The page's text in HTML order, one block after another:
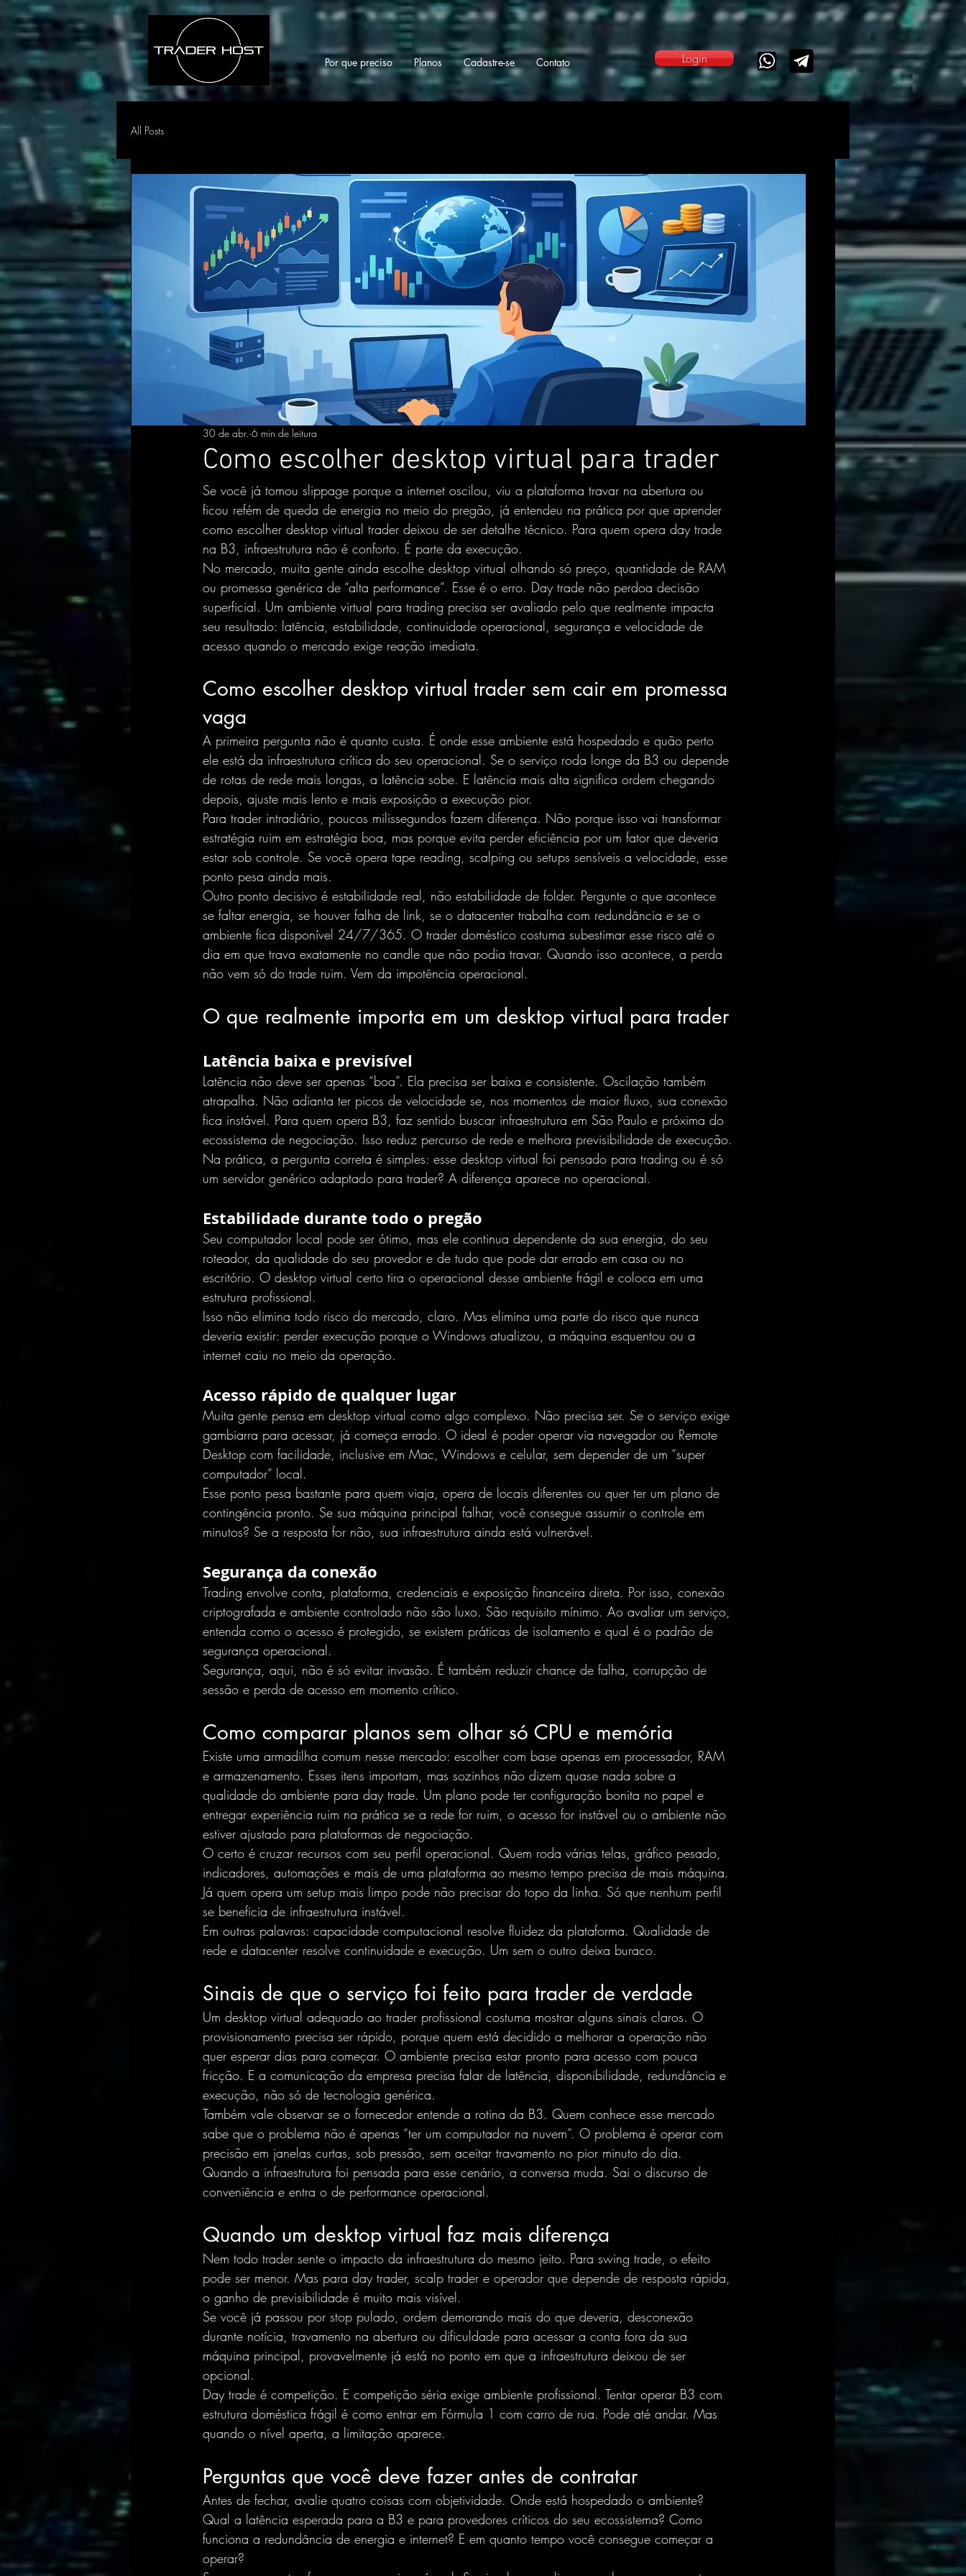
Por que preciso Planos Cadastre-se Contato Login
All Posts
Como escolher desktop virtual para trader
30 de abr. 6 min de leitura
Se você já tomou slippage porque a internet oscilou, viu a plataforma travar na abertura ou
ficou refém de queda de energia no meio do pregão, já entendeu na prática por que aprender
como escolher desktop virtual trader deixou de ser detalhe técnico. Para quem opera day trade
na B3, infraestrutura não é conforto. É parte da execução.
No mercado, muita gente ainda escolhe desktop virtual olhando só preço, quantidade de RAM
ou promessa genérica de “alta performance”. Esse é o erro. Day trade não perdoa decisão
superficial. Um ambiente virtual para trading precisa ser avaliado pelo que realmente impacta
seu resultado: latência, estabilidade, continuidade operacional, segurança e velocidade de
acesso quando o mercado exige reação imediata.
Como escolher desktop virtual trader sem cair em promessa
vaga
A primeira pergunta não é quanto custa. É onde esse ambiente está hospedado e quão perto
ele está da infraestrutura crítica do seu operacional. Se o serviço roda longe da B3 ou depende
de rotas de rede mais longas, a latência sobe. E latência mais alta significa ordem chegando
depois, ajuste mais lento e mais exposição a execução pior.
Para trader intradiário, poucos milissegundos fazem diferença. Não porque isso vai transformar
estratégia ruim em estratégia boa, mas porque evita perder eficiência por um fator que deveria
estar sob controle. Se você opera tape reading, scalping ou setups sensíveis a velocidade, esse
ponto pesa ainda mais.
Outro ponto decisivo é estabilidade real, não estabilidade de folder. Pergunte o que acontece
se faltar energia, se houver falha de link, se o datacenter trabalha com redundância e se o
ambiente fica disponível 24/7/365. O trader doméstico costuma subestimar esse risco até o
dia em que trava exatamente no candle que não podia travar. Quando isso acontece, a perda
não vem só do trade ruim. Vem da impotência operacional.
O que realmente importa em um desktop virtual para trader
Latência baixa e previsível
Latência não deve ser apenas “boa”. Ela precisa ser baixa e consistente. Oscilação também
atrapalha. Não adianta ter picos de velocidade se, nos momentos de maior fluxo, sua conexão
fica instável. Para quem opera B3, faz sentido buscar infraestrutura em São Paulo e próxima do
ecossistema de negociação. Isso reduz percurso de rede e melhora previsibilidade de execução.
Na prática, a pergunta correta é simples: esse desktop virtual foi pensado para trading ou é só
um servidor genérico adaptado para trader? A diferença aparece no operacional.
Estabilidade durante todo o pregão
Seu computador local pode ser ótimo, mas ele continua dependente da sua energia, do seu
roteador, da qualidade do seu provedor e de tudo que pode dar errado em casa ou no
escritório. O desktop virtual certo tira o operacional desse ambiente frágil e coloca em uma
estrutura profissional.
Isso não elimina todo risco do mercado, claro. Mas elimina uma parte do risco que nunca
deveria existir: perder execução porque o Windows atualizou, a máquina esquentou ou a
internet caiu no meio da operação.
Acesso rápido de qualquer lugar
Muita gente pensa em desktop virtual como algo complexo. Não precisa ser. Se o serviço exige
gambiarra para acessar, já começa errado. O ideal é poder operar via navegador ou Remote
Desktop com facilidade, inclusive em Mac, Windows e celular, sem depender de um “super
computador” local.
Esse ponto pesa bastante para quem viaja, opera de locais diferentes ou quer ter um plano de
contingência pronto. Se sua máquina principal falhar, você consegue assumir o controle em
minutos? Se a resposta for não, sua infraestrutura ainda está vulnerável.
Segurança da conexão
Trading envolve conta, plataforma, credenciais e exposição financeira direta. Por isso, conexão
criptografada e ambiente controlado não são luxo. São requisito mínimo. Ao avaliar um serviço,
entenda como o acesso é protegido, se existem práticas de isolamento e qual é o padrão de
segurança operacional.
Segurança, aqui, não é só evitar invasão. É também reduzir chance de falha, corrupção de
sessão e perda de acesso em momento crítico.
Como comparar planos sem olhar só CPU e memória
Existe uma armadilha comum nesse mercado: escolher com base apenas em processador, RAM
e armazenamento. Esses itens importam, mas sozinhos não dizem quase nada sobre a
qualidade do ambiente para day trade. Um plano pode ter configuração bonita no papel e
entregar experiência ruim na prática se a rede for ruim, o acesso for instável ou o ambiente não
estiver ajustado para plataformas de negociação.
O certo é cruzar recursos com seu perfil operacional. Quem roda várias telas, gráfico pesado,
indicadores, automações e mais de uma plataforma ao mesmo tempo precisa de mais máquina.
Já quem opera um setup mais limpo pode não precisar do topo da linha. Só que nenhum perfil
se beneficia de infraestrutura instável.
Em outras palavras: capacidade computacional resolve fluidez da plataforma. Qualidade de
rede e datacenter resolve continuidade e execução. Um sem o outro deixa buraco.
Sinais de que o serviço foi feito para trader de verdade
Um desktop virtual adequado ao trader profissional costuma mostrar alguns sinais claros. O
provisionamento precisa ser rápido, porque quem está decidido a melhorar a operação não
quer esperar dias para começar. O ambiente precisa estar pronto para acesso com pouca
fricção. E a comunicação da empresa precisa falar de latência, disponibilidade, redundância e
execução, não só de tecnologia genérica.
Também vale observar se o fornecedor entende a rotina da B3. Quem conhece esse mercado
sabe que o problema não é apenas “ter um computador na nuvem”. O problema é operar com
precisão em janelas curtas, sob pressão, sem aceitar travamento no pior minuto do dia.
Quando a infraestrutura foi pensada para esse cenário, a conversa muda. Sai o discurso de
conveniência e entra o de performance operacional.
Quando um desktop virtual faz mais diferença
Nem todo trader sente o impacto da infraestrutura do mesmo jeito. Para swing trade, o efeito
pode ser menor. Mas para day trader, scalp trader e operador que depende de resposta rápida,
o ganho de previsibilidade é muito mais visível.
Se você já passou por stop pulado, ordem demorando mais do que deveria, desconexão
durante notícia, travamento na abertura ou dificuldade para acessar a conta fora da sua
máquina principal, provavelmente já está no ponto em que a infraestrutura deixou de ser
opcional.
Day trade é competição. E competição séria exige ambiente profissional. Tentar operar B3 com
estrutura doméstica frágil é como entrar em Fórmula 1 com carro de rua. Pode até andar. Mas
quando o nível aperta, a limitação aparece.
Perguntas que você deve fazer antes de contratar
Antes de fechar, avalie quatro coisas com objetividade. Onde está hospedado o ambiente?
Qual a latência esperada para a B3 e para provedores críticos do seu ecossistema? Como
funciona a redundância de energia e internet? E em quanto tempo você consegue começar a
operar?